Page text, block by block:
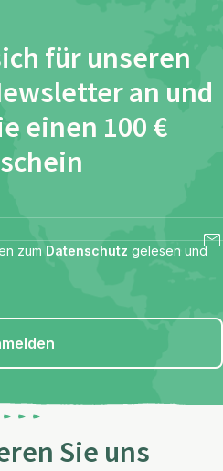
für unseren
an und
einen 100 €
zum Datenschutz gelesen und
Sie uns